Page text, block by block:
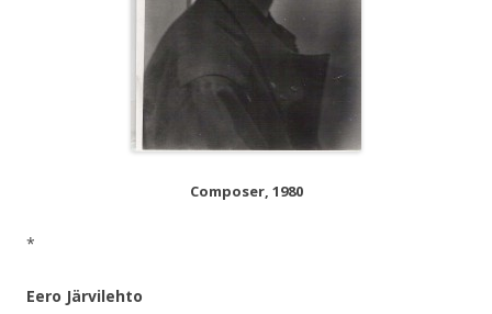
Composer, 1980
*
Eero Järvilehto